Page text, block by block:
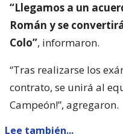
“Llegamos a un
Román y se
Colo”, informaron.
“Tras realizarse los
contrato, se unirá al
Campeón!”, agregaron.
Lee también...